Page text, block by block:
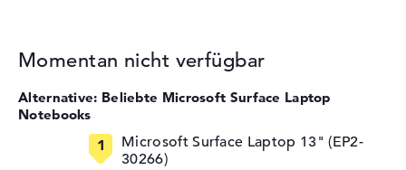
Momentan nicht verfügbar
Alternative: Beliebte Microsoft Surface Laptop
Notebooks
Microsoft Surface Laptop 13" (EP2-
30266)